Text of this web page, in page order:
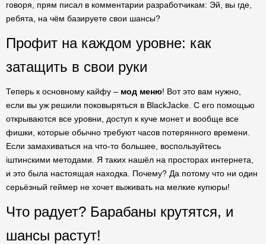
говоря, прям писал в комментарии разработчикам: Эй, вы где,
ребята, на чём базируете свои шансы?
Профит на каждом уровне: как
затащить в свои руки
Теперь к основному кайфу – мод меню! Вот это вам нужно,
если вы уж решили поковыряться в BlackJackе. С его помощью
открываются все уровни, доступ к куче монет и вообще все
фишки, которые обычно требуют часов потерянного времени.
Если замахиваться на что-то большее, воспользуйтесь
іштинскими методами. Я таких нашёл на просторах интернета,
и это была настоящая находка. Почему? Да потому что ни один
серьёзный геймер не хочет выживать на мелкие купюры!
Что радует? Барабаны крутятся, и
шансы растут!